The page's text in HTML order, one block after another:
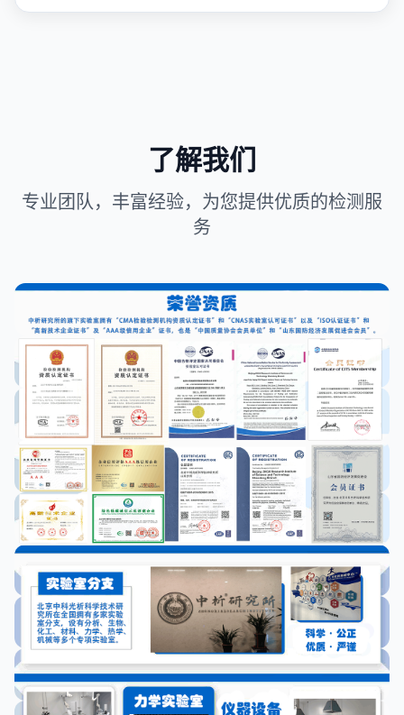
了解我们
专业团队，丰富经验，为您提供优质的检测服
务